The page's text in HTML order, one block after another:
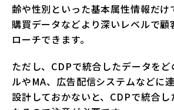
齢や性別といった基本属性情報だけ
購買データなどより深いレベルで顧
ローチできます。
ただし、CDPで統合したデータを
ルやMA、広告配信システムなどに
設計しておかないと、CDPで統合